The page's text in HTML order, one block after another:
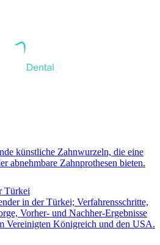
künstliche Zahnwurzeln, die eine
abnehmbare Zahnprothesen bieten.
Türkei
in der Türkei; Verfahrensschritte,
Vorher- und Nachher-Ergebnisse
Vereinigten Königreich und den USA.